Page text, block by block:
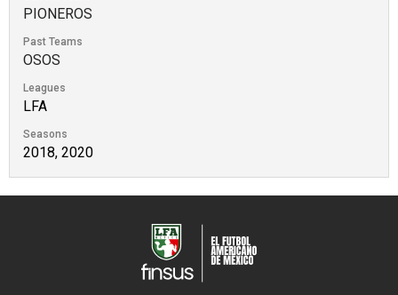
PIONEROS
Past Teams
OSOS
Leagues
LFA
Seasons
2018, 2020